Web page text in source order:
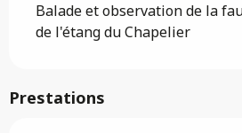
Balade et observation de la
de l'étang du Chapelier
Prestations